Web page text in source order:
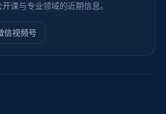
课与专业领域的近期信息。
信视频号